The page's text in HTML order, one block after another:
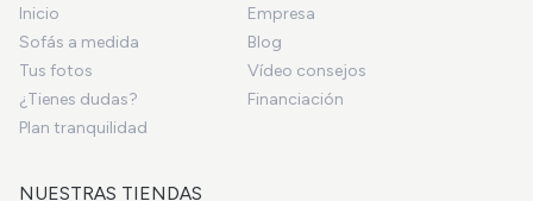
Inicio
Empresa
Sofás a medida
Blog
Tus fotos
Vídeo consejos
¿Tienes dudas?
Financiación
Plan tranquilidad
NUESTRAS TIENDAS